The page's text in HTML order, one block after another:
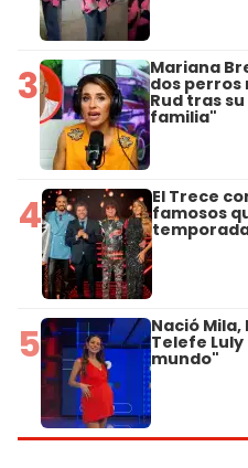
3 Mariana
dos perros
Rud tras
familia"
4 El Trece
famosos
5 Nació
Telefe
mundo"